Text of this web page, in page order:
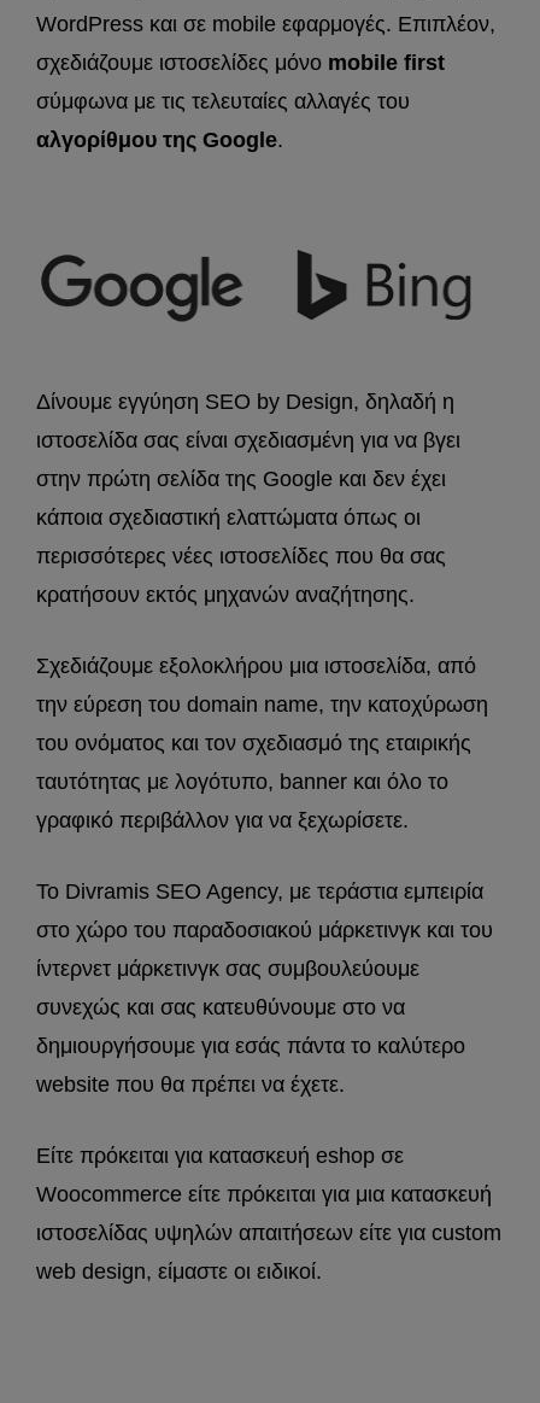
WordPress και σε mobile εφαρμογές. Επιπλέον,
σχεδιάζουμε ιστοσελίδες μόνο mobile first
σύμφωνα με τις τελευταίες αλλαγές του
αλγορίθμου της Google.
Δίνουμε εγγύηση SEO by Design, δηλαδή η
ιστοσελίδα σας είναι σχεδιασμένη για να βγει
στην πρώτη σελίδα της Google και δεν έχει
κάποια σχεδιαστική ελαττώματα όπως οι
περισσότερες νέες ιστοσελίδες που θα σας
κρατήσουν εκτός μηχανών αναζήτησης.
Σχεδιάζουμε εξολοκλήρου μια ιστοσελίδα, από
την εύρεση του domain name, την κατοχύρωση
του ονόματος και τον σχεδιασμό της εταιρικής
ταυτότητας με λογότυπο, banner και όλο το
γραφικό περιβάλλον για να ξεχωρίσετε.
Το Divramis SEO Agency, με τεράστια εμπειρία
στο χώρο του παραδοσιακού μάρκετινγκ και του
ίντερνετ μάρκετινγκ σας συμβουλεύουμε
συνεχώς και σας κατευθύνουμε στο να
δημιουργήσουμε για εσάς πάντα το καλύτερο
website που θα πρέπει να έχετε.
Είτε πρόκειται για κατασκευή eshop σε
Woocommerce είτε πρόκειται για μια κατασκευή
ιστοσελίδας υψηλών απαιτήσεων είτε για custom
web design, είμαστε οι ειδικοί.